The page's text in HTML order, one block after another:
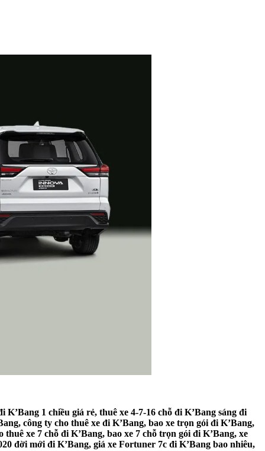
1 chiều giá rẻ, thuê xe 4-7-16 chỗ đi K’Bang sáng đi
công ty cho thuê xe đi K’Bang, bao xe trọn gói đi K’Bang,
xe 7 chỗ đi K’Bang, bao xe 7 chỗ trọn gói đi K’Bang, xe
đời mới đi K’Bang, giá xe Fortuner 7c đi K’Bang bao nhiêu,